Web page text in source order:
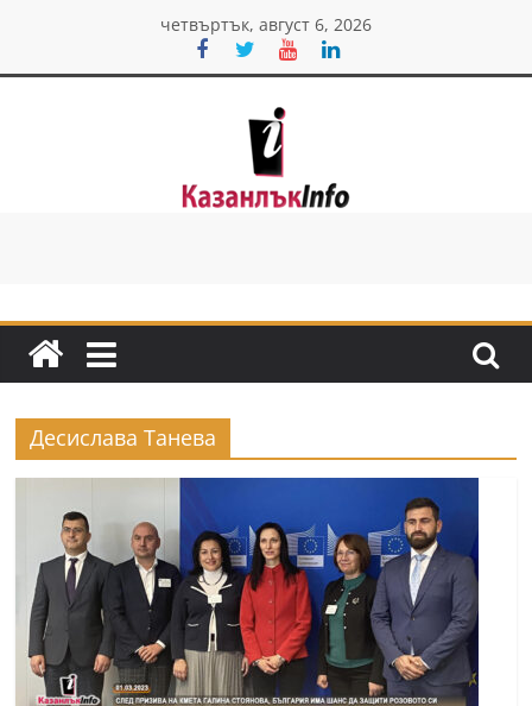
content
четвъртък, август 6, 2026
Казанлък
Н
в
и
н
о
т
К
а
з
а
Десислава Танева